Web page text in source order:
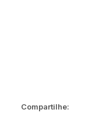
Compartilhe: